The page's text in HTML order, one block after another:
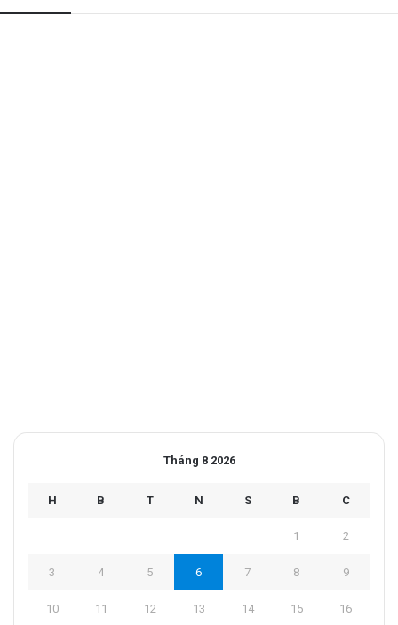
Tháng 8 2026
H B T N S B C
1 2
3 4 5 6 7 8 9
10 11 12 13 14 15 16